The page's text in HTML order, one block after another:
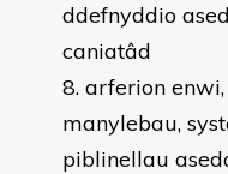
ddefnyddio
caniatâd
arferion
manylebau,
piblinellau